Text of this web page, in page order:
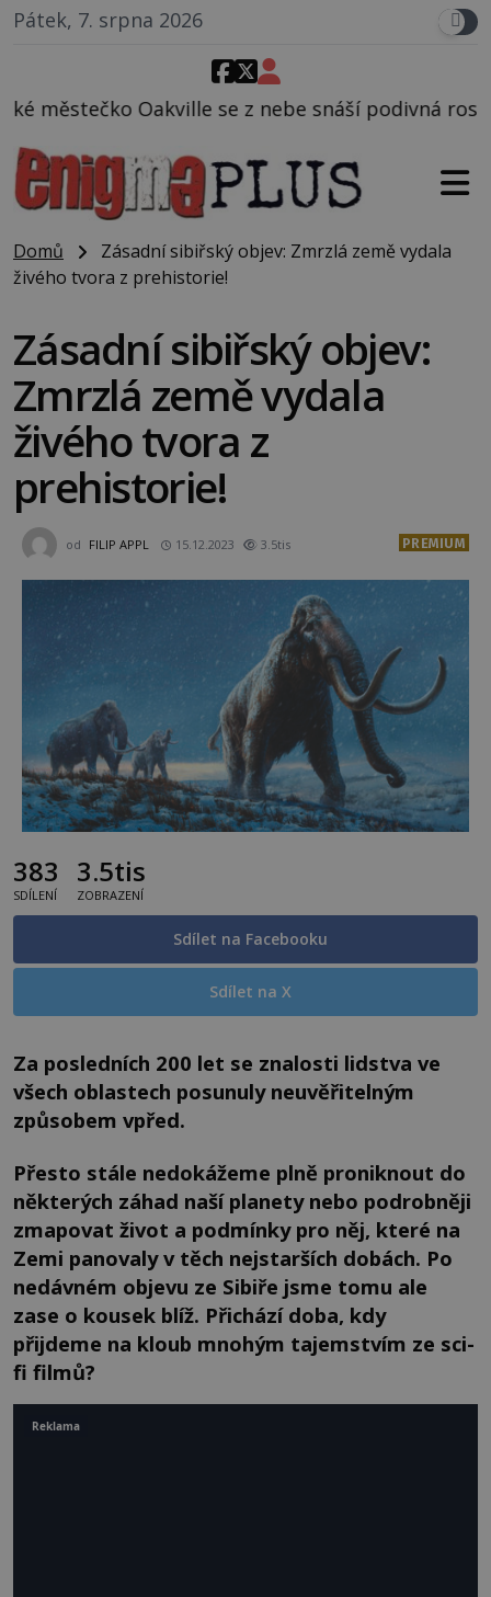
Pátek, 7. srpna 2026
z nebe snáší podivná rosolovitá látka neznámého
Domů
Zásadní sibiřský objev: Zmrzlá země vydala
živého tvora z prehistorie!
Zásadní sibiřský objev:
Zmrzlá země vydala
živého tvora z
prehistorie!
od FILIP APPL 15.12.2023 3.5tis PREMIUM
383
SDÍLENÍ
3.5tis
ZOBRAZENÍ
Sdílet na Facebooku
Sdílet na X
Za posledních 200 let se znalosti lidstva ve
všech oblastech posunuly neuvěřitelným
způsobem vpřed.
Přesto stále nedokážeme plně proniknout do
některých záhad naší planety nebo podrobněji
zmapovat život a podmínky pro něj, které na
Zemi panovaly v těch nejstarších dobách. Po
nedávném objevu ze Sibiře jsme tomu ale
zase o kousek blíž. Přichází doba, kdy
přijdeme na kloub mnohým tajemstvím ze sci-
fi filmů?
Reklama